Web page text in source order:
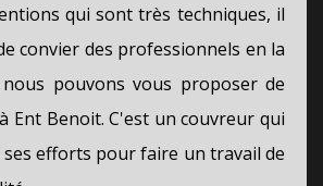
qui sont très techniques, il
convier des professionnels en la
pouvons vous proposer de
Ent Benoit. C'est un couvreur qui
ses efforts pour faire un travail de